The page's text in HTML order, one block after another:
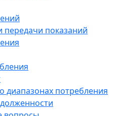
показаний
диапазонах потребления